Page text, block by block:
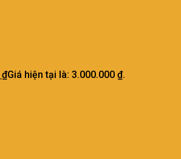
₫Giá hiện tại là: 3.000.000 ₫.